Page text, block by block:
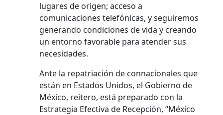
lugares de origen; acceso a
comunicaciones telefónicas, y seguiremos
generando condiciones de vida y creando
un entorno favorable para atender sus
necesidades.
Ante la repatriación de connacionales que
están en Estados Unidos, el Gobierno de
México, reitero, está preparado con la
Estrategia Efectiva de Recepción, “México